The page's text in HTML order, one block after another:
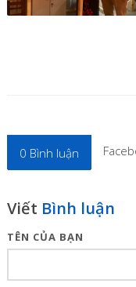
0 Bình luận
Viết Bình luận
TÊN CỦA BẠN